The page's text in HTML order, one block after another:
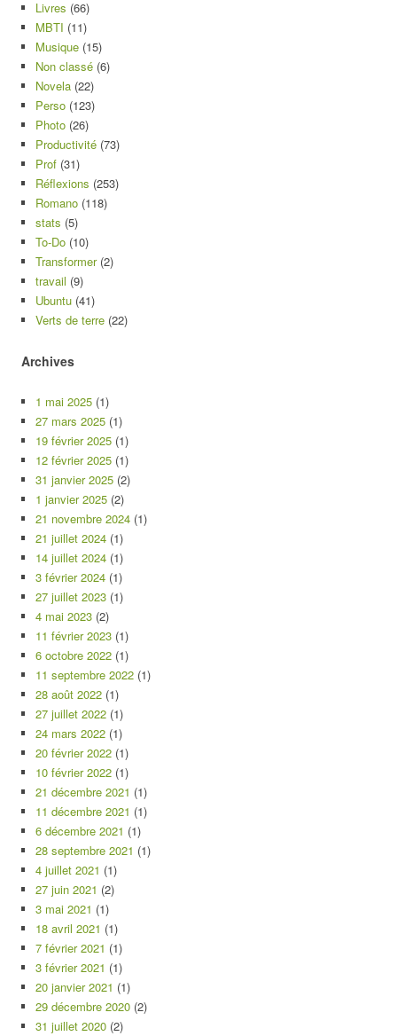
Livres (66)
MBTI (11)
Musique (15)
Non classé (6)
Novela (22)
Perso (123)
Photo (26)
Productivité (73)
Prof (31)
Réflexions (253)
Romano (118)
stats (5)
To-Do (10)
Transformer(2)
travail (9)
Ubuntu (41)
Verts de terre (22)
Archives
1 mai 2025 (1)
27 mars 2025 (1)
19 février 2025 (1)
12 février 2025 (1)
31 janvier 2025 (2)
1 janvier 2025 (2)
21 novembre 2024 (1)
21 juillet 2024 (1)
14 juillet 2024 (1)
3 février 2024 (1)
27 juillet 2023 (1)
4 mai 2023 (2)
11 février 2023 (1)
6 octobre 2022 (1)
11 septembre 2022 (1)
28 août 2022 (1)
27 juillet 2022 (1)
24 mars 2022 (1)
20 février 2022 (1)
10 février 2022 (1)
21 décembre 2021 (1)
11 décembre 2021 (1)
6 décembre 2021 (1)
28 septembre 2021 (1)
4 juillet 2021 (1)
27 juin 2021 (2)
3 mai 2021 (1)
18 avril 2021 (1)
7 février 2021 (1)
3 février 2021 (1)
20 janvier 2021 (1)
29 décembre 2020 (2)
31 juillet 2020 (2)